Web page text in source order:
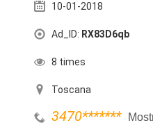
10-01-2018
Ad_ID: RX83D6qb
8 times
Toscana
3470*******